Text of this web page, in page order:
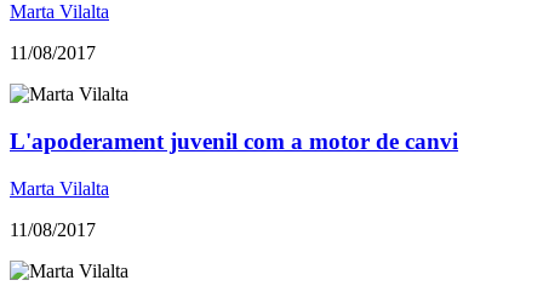
Marta Vilalta
11/08/2017
L'apoderament juvenil com a motor de canvi
Marta Vilalta
11/08/2017